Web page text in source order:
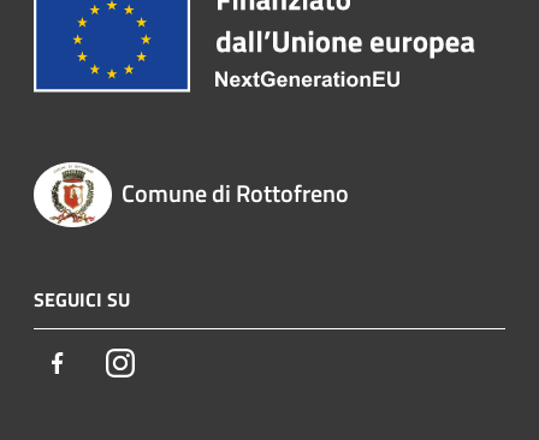
Comune di Rottofreno
SEGUICI SU
FacebookInstagram